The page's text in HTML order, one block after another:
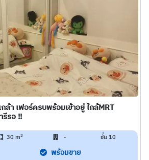
ล้า เฟอร์ครบพร้อมเข้าอยู่ ใกล้MRT
รีรอ !!
30 m2 - ชั้น 10
พร้อมขาย